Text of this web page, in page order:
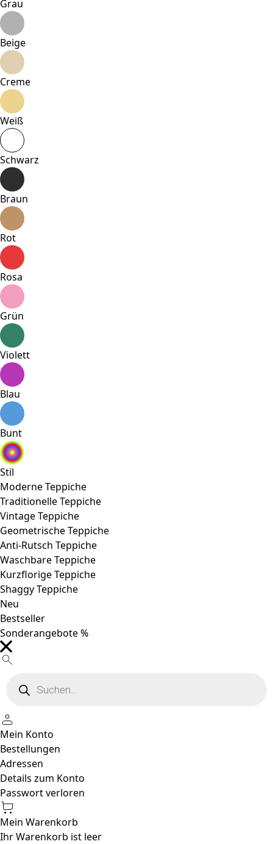
Grau
Beige
Creme
Weiß
Schwarz
Braun
Rot
Rosa
Grün
Violett
Blau
Bunt
Stil
Moderne Teppiche
Traditionelle Teppiche
Vintage Teppiche
Geometrische Teppiche
Anti-Rutsch Teppiche
Waschbare Teppiche
Kurzflorige Teppiche
Shaggy Teppiche
Neu
Bestseller
Sonderangebote %
search
Mein Konto
Bestellungen
Adressen
Details zum Konto
Passwort verloren
Mein Warenkorb
Ihr Warenkorb ist leer